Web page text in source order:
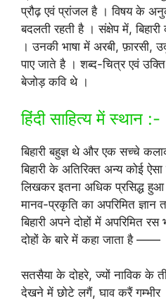
प्रौढ़ एवं प्रांजल है । विषय के
बदलती रहती है । संक्षेप में,
। उनकी भाषा में अरबी, फ़ारसी,
पाए जाते है । शब्द-चित्र एवं
बेजोड़ कवि थे ।
हिंदी साहित्य में स्थान :-
बिहारी बहुज्ञ थे और एक सच्चे
बिहारी के अतिरिक्त अन्य कोई
लिखकर इतना अधिक प्रसिद्ध
मानव-प्रकृति का अपरिमित
बिहारी अपने दोहों में अपरिमित
दोहों के बारे में कहा जाता है ——
सतसैया के दोहरे, ज्यों नाविक के
देखने में छोटे लगैं, घाव करैं गम्भीर